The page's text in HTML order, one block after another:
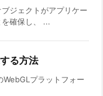
ジェクトがアプリケー
確保し、 ...
る方法
プラットフォー